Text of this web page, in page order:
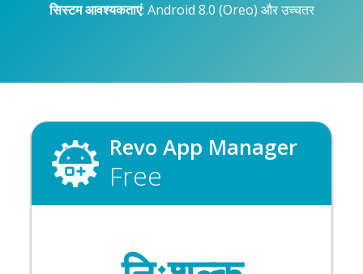
सिस्टम आवश्यकताएं: Android 8.0 (Oreo) और उच्चतर
Revo App Manager
Free